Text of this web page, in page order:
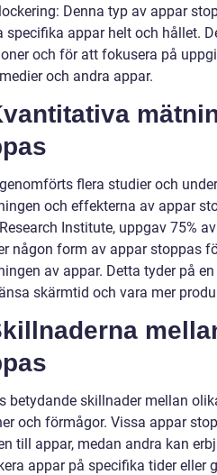
Denna typ av appar
specifika appar helt och hållet.
och för att fokusera på
och andra appar.
flera studier och
och effekterna av appar
Institute, uppgav 75%
någon form av appar stoppas
av appar. Detta tyder på
skärmtid och vara mer
betydande skillnader mellan
och förmågor. Vissa appar
till appar, medan andra kan
appar på specifika tider eller